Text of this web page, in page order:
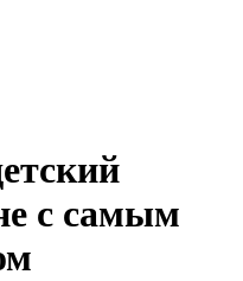
с самым